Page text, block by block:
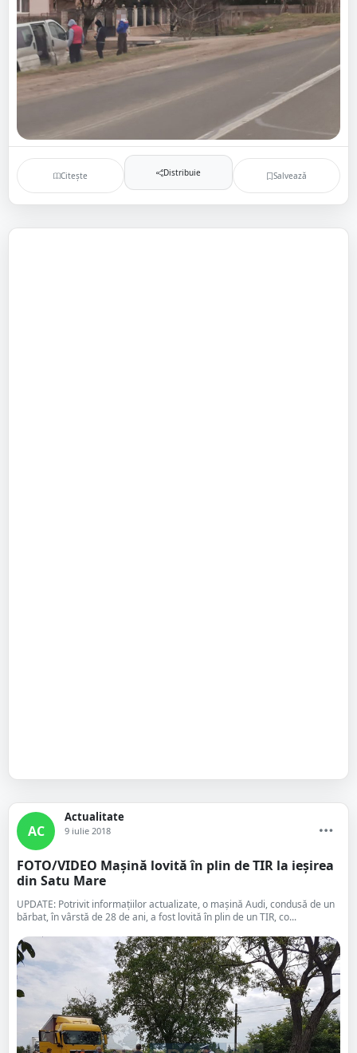
Citește Distribuie Salvează
AC
Actualitate
9 iulie 2018
FOTO/VIDEO Mașină lovită în plin de TIR la ieșirea
din Satu Mare
UPDATE: Potrivit informațiilor actualizate, o mașină Audi, condusă de un
bărbat, în vârstă de 28 de ani, a fost lovită în plin de un TIR, co...